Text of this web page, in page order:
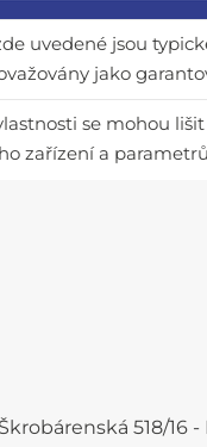
uvedené jsou
jako
se mohou
zařízení a
518/16 -